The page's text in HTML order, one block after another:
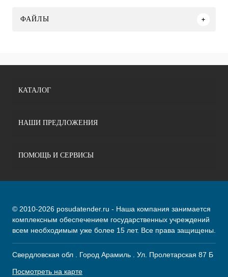
ФАЙЛЫ
КАТАЛОГ
НАШИ ПРЕДЛОЖЕНИЯ
ПОМОЩЬ И СЕРВИСЫ
© 2010-2026 posudatender.ru - Наша компания занимается
комплексным обеспечением государственных учреждений
всем необходимым уже более 15 лет. Все права защищены.
Свердловская обл . Город Арамиль . Ул. Пролетарская 87 Б
Посмотреть на карте